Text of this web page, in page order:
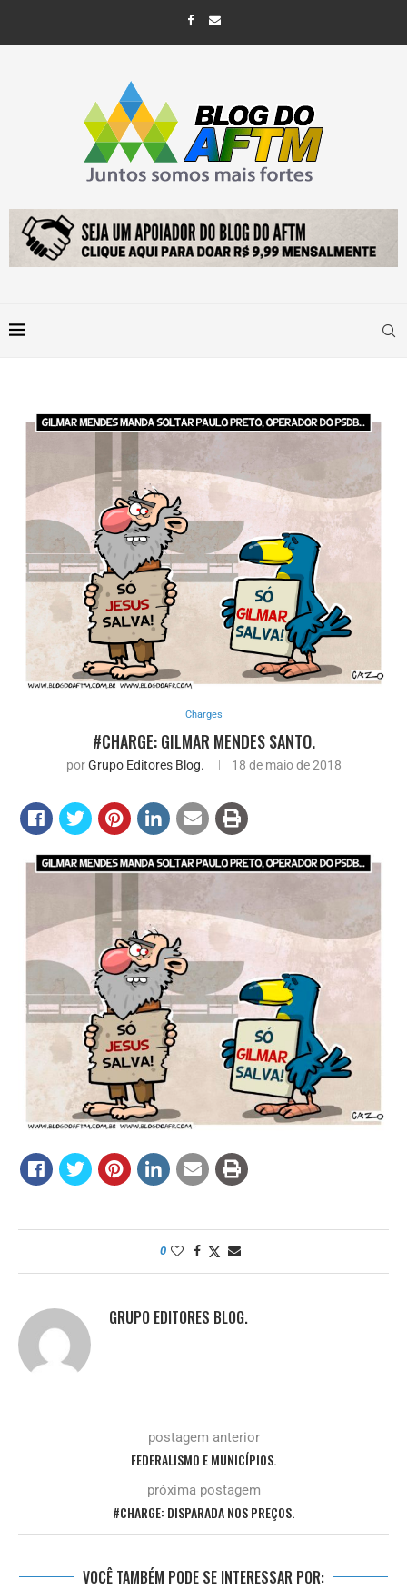
Charges
#CHARGE: GILMAR MENDES SANTO.
porGrupo Editores Blog. 18 de maio de 2018
0
GRUPO EDITORES BLOG.
postagem anterior
FEDERALISMO E MUNICÍPIOS.
próxima postagem
#CHARGE: DISPARADA NOS PREÇOS.
VOCÊ TAMBÉM PODE SE INTERESSAR POR: